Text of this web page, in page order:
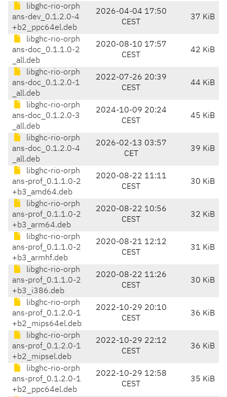
libghc-rio-orph
ans-dev_0.1.2.0-4
+b2_ppc64el.deb
2026-04-04 17:50
CEST
37 KiB
libghc-rio-orph
ans-doc_0.1.1.0-2
_all.deb
2020-08-10 17:57
CEST
42 KiB
libghc-rio-orph
ans-doc_0.1.2.0-1
_all.deb
2022-07-26 20:39
CEST
44 KiB
libghc-rio-orph
ans-doc_0.1.2.0-3
_all.deb
2024-10-09 20:24
CEST
45 KiB
libghc-rio-orph
ans-doc_0.1.2.0-4
_all.deb
2026-02-13 03:57
CET
39 KiB
libghc-rio-orph
ans-prof_0.1.1.0-2
+b3_amd64.deb
2020-08-22 11:11
CEST
30 KiB
libghc-rio-orph
ans-prof_0.1.1.0-2
+b3_arm64.deb
2020-08-22 10:56
CEST
32 KiB
libghc-rio-orph
ans-prof_0.1.1.0-2
+b3_armhf.deb
2020-08-21 12:12
CEST
31 KiB
libghc-rio-orph
ans-prof_0.1.1.0-2
+b3_i386.deb
2020-08-22 11:26
CEST
30 KiB
libghc-rio-orph
ans-prof_0.1.2.0-1
+b2_mips64el.deb
2022-10-29 20:10
CEST
36 KiB
libghc-rio-orph
ans-prof_0.1.2.0-1
+b2_mipsel.deb
2022-10-29 22:12
CEST
36 KiB
libghc-rio-orph
ans-prof_0.1.2.0-1
+b2_ppc64el.deb
2022-10-29 12:58
CEST
35 KiB